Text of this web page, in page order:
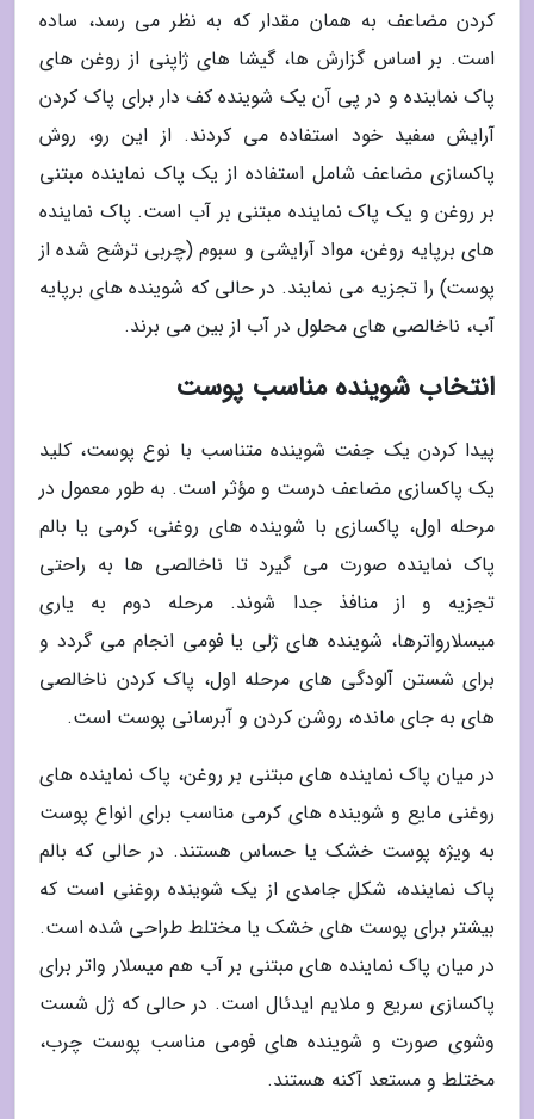
کردن مضاعف به همان مقدار که به نظر می رسد، ساده
است. بر اساس گزارش ها، گیشا های ژاپنی از روغن های
پاک نماینده و در پی آن یک شوینده کف دار برای پاک کردن
آرایش سفید خود استفاده می کردند. از این رو، روش
پاکسازی مضاعف شامل استفاده از یک پاک نماینده مبتنی
بر روغن و یک پاک نماینده مبتنی بر آب است. پاک نماینده
های برپایه روغن، مواد آرایشی و سبوم (چربی ترشح شده از
پوست) را تجزیه می نمایند. در حالی که شوینده های برپایه
آب، ناخالصی های محلول در آب از بین می برند.
انتخاب شوینده مناسب پوست
پیدا کردن یک جفت شوینده متناسب با نوع پوست، کلید
یک پاکسازی مضاعف درست و مؤثر است. به طور معمول در
مرحله اول، پاکسازی با شوینده های روغنی، کرمی یا بالم
پاک نماینده صورت می گیرد تا ناخالصی ها به راحتی
تجزیه و از منافذ جدا شوند. مرحله دوم به یاری
میسلارواترها، شوینده های ژلی یا فومی انجام می گردد و
برای شستن آلودگی های مرحله اول، پاک کردن ناخالصی
های به جای مانده، روشن کردن و آبرسانی پوست است.
در میان پاک نماینده های مبتنی بر روغن، پاک نماینده های
روغنی مایع و شوینده های کرمی مناسب برای انواع پوست
به ویژه پوست خشک یا حساس هستند. در حالی که بالم
پاک نماینده، شکل جامدی از یک شوینده روغنی است که
بیشتر برای پوست های خشک یا مختلط طراحی شده است.
در میان پاک نماینده های مبتنی بر آب هم میسلار واتر برای
پاکسازی سریع و ملایم ایدئال است. در حالی که ژل شست
وشوی صورت و شوینده های فومی مناسب پوست چرب،
مختلط و مستعد آکنه هستند.